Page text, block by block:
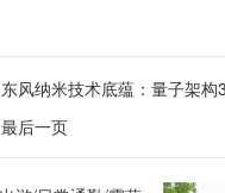
东风纳米技术底蕴：量子架
最后一页